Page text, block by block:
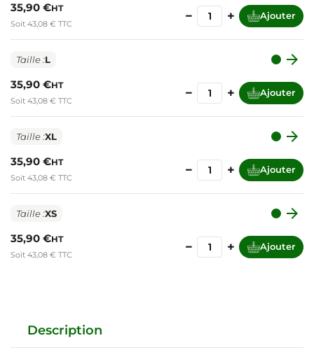
35,90 €HT
Soit 43,08 € TTC
− + Ajouter
Taille :L 
35,90 €HT
Soit 43,08 € TTC
− + Ajouter
Taille :XL 
35,90 €HT
Soit 43,08 € TTC
− + Ajouter
Taille :XS 
35,90 €HT
Soit 43,08 € TTC
− + Ajouter
Description